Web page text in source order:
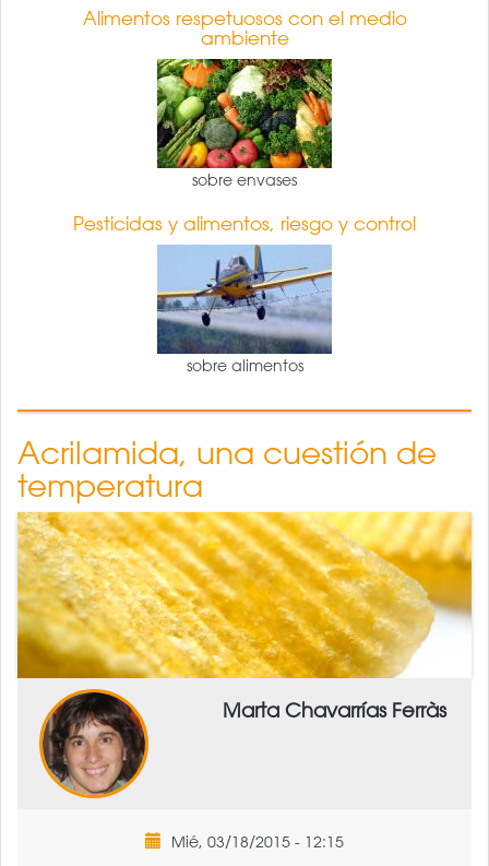
Alimentos respetuosos con el medio
ambiente
sobre envases
Pesticidas y alimentos, riesgo y control
sobre alimentos
Acrilamida, una cuestión de
temperatura
Marta Chavarrías Ferràs
Mié, 03/18/2015 - 12:15